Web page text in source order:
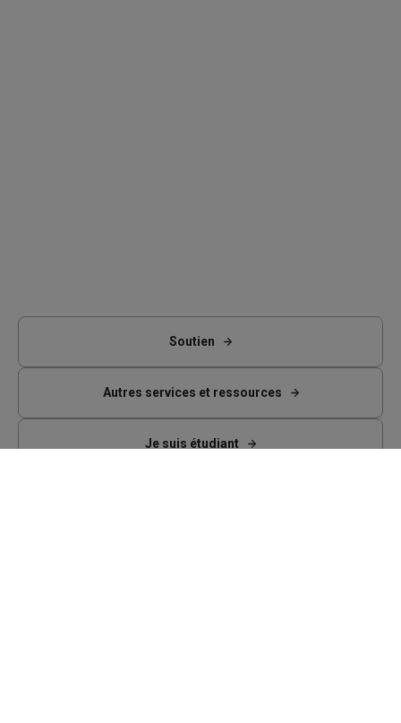
Soutien
Autres services et ressources
Je suis étudiant